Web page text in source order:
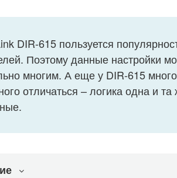
DIR-615 пользуется
Поэтому данные настройки
многим. А еще у DIR-615
отличаться – логика одна и